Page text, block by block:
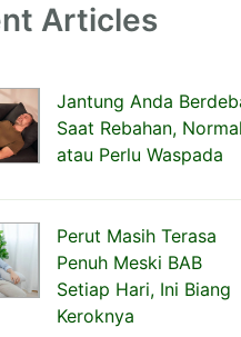
Articles
Jantung Anda
Saat Rebahan, Normal
atau Perlu Waspada
Perut Masih Terasa
Penuh Meski BAB
Setiap Hari, Ini Biang
Keroknya